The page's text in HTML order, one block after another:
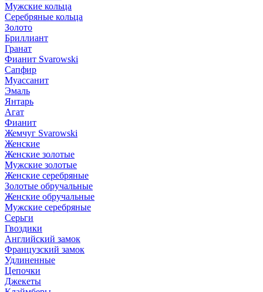
Мужские кольца
Серебряные кольца
Золото
Бриллиант
Гранат
Фианит Svarowski
Сапфир
Муассанит
Эмаль
Янтарь
Агат
Фианит
Жемчуг Svarowski
Женские
Женские золотые
Мужские золотые
Женские серебряные
Золотые обручальные
Женские обручальные
Мужские серебряные
Серьги
Гвоздики
Английский замок
Французский замок
Удлиненные
Цепочки
Джекеты